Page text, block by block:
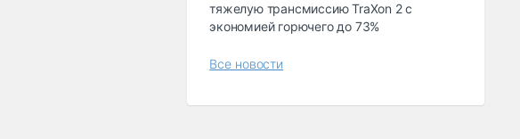
тяжелую трансмиссию TraXon 2 с
экономией горючего до 73%
Все новости